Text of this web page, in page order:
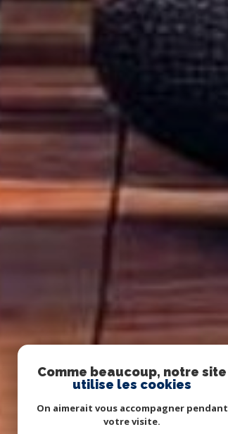
Comme beaucoup, notre site
utilise les cookies
On aimerait vous accompagner pendant
votre visite.